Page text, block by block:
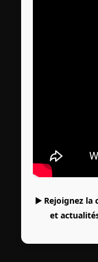
▶️ Rejoignez la
et